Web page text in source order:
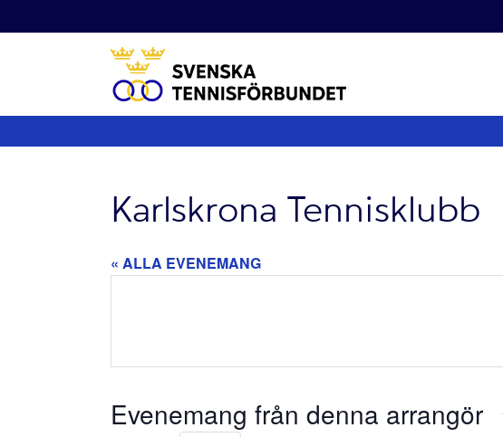
till
Karlskrona Tennisklubb
« ALLA EVENEMANG
Evenemang från denna arrangör